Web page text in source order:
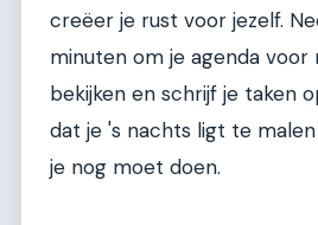
creëer je rust voor jezelf.
minuten om je agenda
bekijken en schrijf je taken
dat je 's nachts ligt te
je nog moet doen.